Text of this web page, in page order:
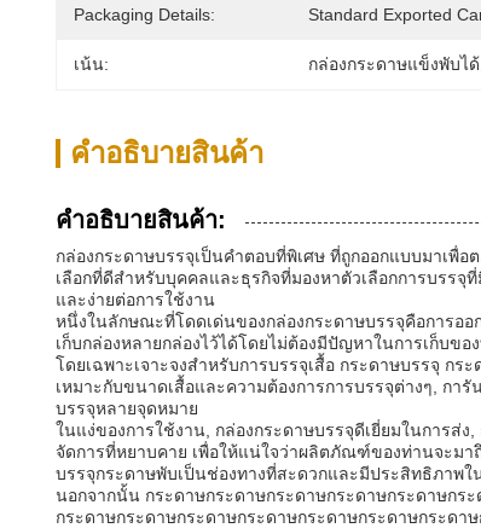
Packaging Details: Standard Exported
เน้น: กล่องกระดาษแข็งพับได้
คําอธิบายสินค้า
คําอธิบายสินค้า:
กล่องกระดาษบรรจุเป็นคําตอบที่พิเศษ ที่ถูกออกแบบมาเพื่
เลือกที่ดีสําหรับบุคคลและธุรกิจที่มองหาตัวเลือกการบรร
และง่ายต่อการใช้งาน
หนึ่งในลักษณะที่โดดเด่นของกล่องกระดาษบรรจุคือการอ
เก็บกล่องหลายกล่องไว้ได้โดยไม่ต้องมีปัญหาในการเก็บข
โดยเฉพาะเจาะจงสําหรับการบรรจุเสื้อ กระดาษบรรจุ ก
เหมาะกับขนาดเสื้อและความต้องการการบรรจุต่างๆ, ก
บรรจุหลายจุดหมาย
ในแง่ของการใช้งาน, กล่องกระดาษบรรจุดีเยี่ยมในการส่
จัดการที่หยาบคาย เพื่อให้แน่ใจว่าผลิตภัณฑ์ของท่านจะมา
บรรจุกระดาษพับเป็นช่องทางที่สะดวกและมีประสิทธิภาพใ
นอกจากนั้น กระดาษกระดาษกระดาษกระดาษกระดาษกร
กระดาษกระดาษกระดาษกระดาษกระดาษกระดาษกระด